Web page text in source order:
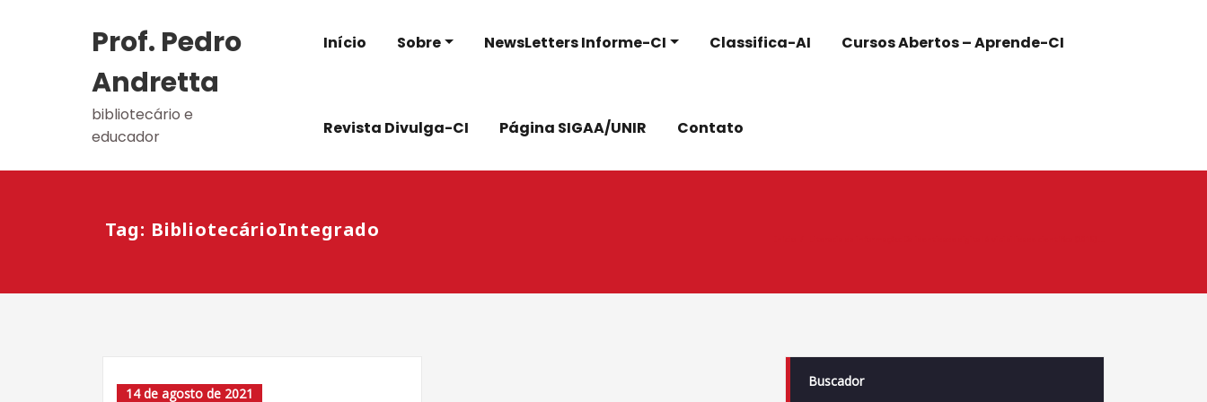
Prof. Pedro
Andretta
bibliotecário e
educador
Início Sobre NewsLetters Informe-CI Classifica-AI Cursos Abertos – Aprende-CI
Revista Divulga-CI Página SIGAA/UNIR Contato
Tag: BibliotecárioIntegrado
14 de agosto de 2021
Buscador